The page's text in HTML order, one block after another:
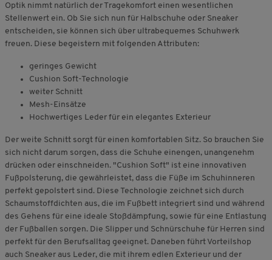
Optik nimmt natürlich der Tragekomfort einen wesentlichen
Stellenwert ein. Ob Sie sich nun für Halbschuhe oder Sneaker
entscheiden, sie können sich über ultrabequemes Schuhwerk
freuen. Diese begeistern mit folgenden Attributen:
geringes Gewicht
Cushion Soft-Technologie
weiter Schnitt
Mesh-Einsätze
Hochwertiges Leder für ein elegantes Exterieur
Der weite Schnitt sorgt für einen komfortablen Sitz. So brauchen Sie
sich nicht darum sorgen, dass die Schuhe einengen, unangenehm
drücken oder einschneiden. "Cushion Soft" ist eine innovativen
Fußpolsterung, die gewährleistet, dass die Füße im Schuhinneren
perfekt gepolstert sind. Diese Technologie zeichnet sich durch
Schaumstoffdichten aus, die im Fußbett integriert sind und während
des Gehens für eine ideale Stoßdämpfung, sowie für eine Entlastung
der Fußballen sorgen. Die Slipper und Schnürschuhe für Herren sind
perfekt für den Berufsalltag geeignet. Daneben führt Vorteilshop
auch Sneaker aus Leder, die mit ihrem edlen Exterieur und der